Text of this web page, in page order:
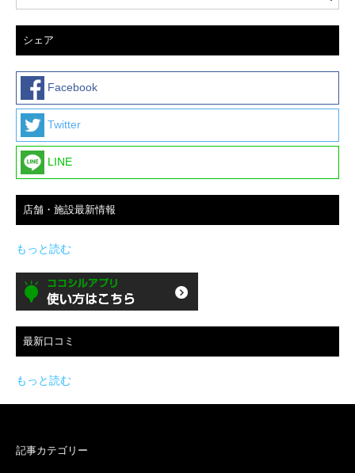
シェア
Facebook
Twitter
LINE
店舗・施設最新情報
もっと読む
最新口コミ
もっと読む
記事カテゴリー